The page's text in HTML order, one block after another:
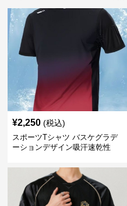
¥2,250 (税込)
スポーツTシャツ バスケグラデ
ーションデザイン吸汗速乾性